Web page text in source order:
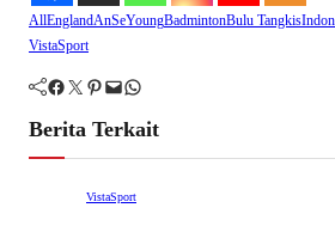
AllEnglandAnSeYoungBadmintonBulu Tangkis
VistaSport
Facebook Twitter Pinterest Mail WhatsApp
Berita Terkait
VistaSport